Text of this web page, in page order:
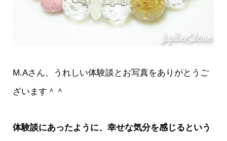
M.Aさん、うれしい体験談とお写真をありがとうご
ざいます＾＾
体験談にあったように、幸せな気分を感じるという